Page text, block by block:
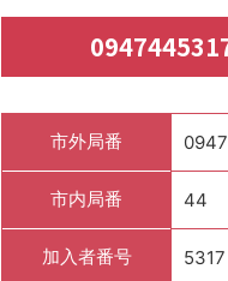
市外局番 0947
市内局番 44
加入者番号 5317